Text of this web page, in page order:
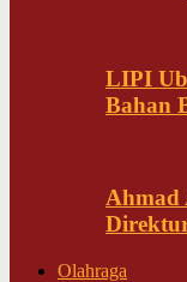
LIPI
Bahan
Ahmad
Olahraga